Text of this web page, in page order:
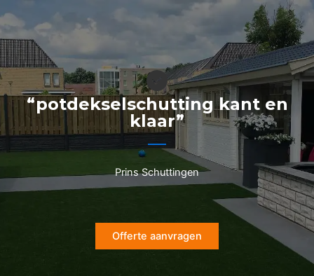
naar
de
inhoud
“potdekselschutting kant en
klaar”
Prins Schuttingen
Offerte aanvragen